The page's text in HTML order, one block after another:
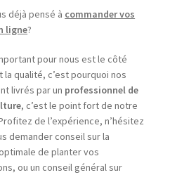
déjà pensé à commander vos
ligne?
pour nous est le côté
la qualité, c’est pourquoi nos
livrés par un professionnel de
, c’est le point fort de notre
de l’expérience, n’hésitez
demander conseil sur la
de planter vos
ou un conseil général sur